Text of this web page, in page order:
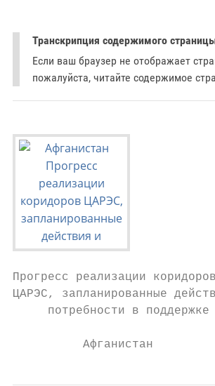
Транскрипция содержимого
Если ваш браузер не отображает
пожалуйста, читайте содержимое
Прогресс реализации коридоров
ЦАРЭС, запланированные
     потребности в поддержке
          Афганистан